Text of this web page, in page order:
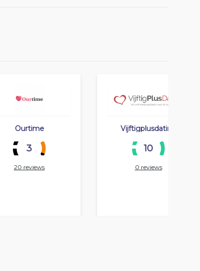
Ourtime
3
20 reviews
Vijftigplusdating
10
0 reviews